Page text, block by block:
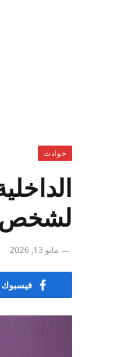
حوادث
لشخص
مايو 13, 2026
فيسبوك